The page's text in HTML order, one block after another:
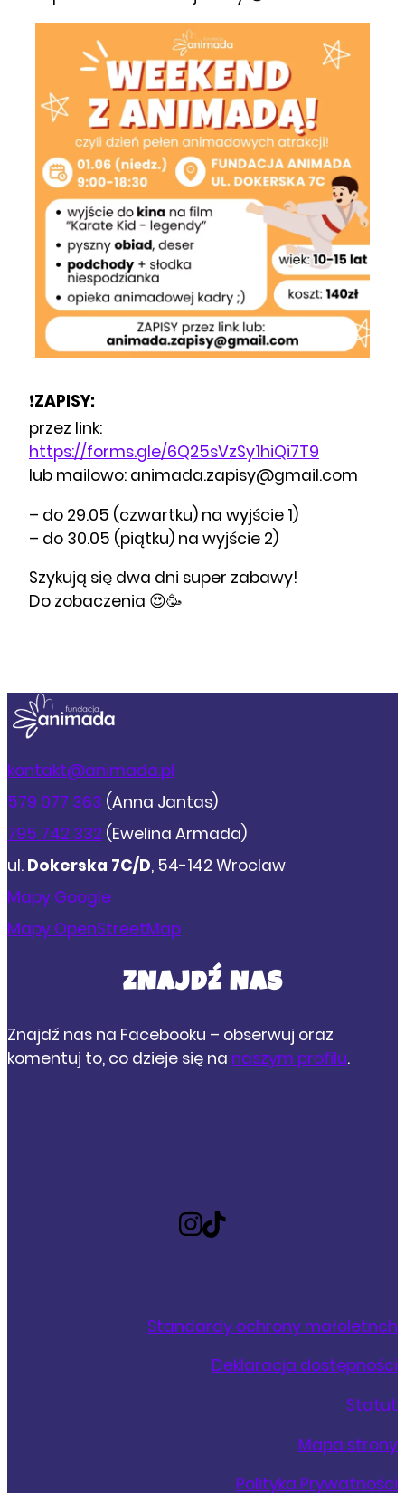
❗️ZAPISY:
przez link:
https://forms.gle/6Q25sVzSy1hiQi7T9
lub mailowo: animada.zapisy@gmail.com
– do 29.05 (czwartku) na wyjście 1)
– do 30.05 (piątku) na wyjście 2)
Szykują się dwa dni super zabawy!
Do zobaczenia 😍🥳
kontakt@animada.pl
579 077 363 (Anna Jantas)
795 742 332 (Ewelina Armada)
ul. Dokerska 7C/D, 54-142 Wroclaw
Mapy Google
Mapy OpenStreetMap
ZNAJDŹ NAS
Znajdź nas na Facebooku – obserwuj oraz
komentuj to, co dzieje się na naszym profilu.
Standardy ochrony małoletnch
Deklaracja dostępności
Statut
Mapa strony
Polityka Prywatności